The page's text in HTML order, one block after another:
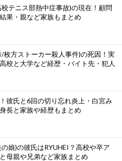
テニス部熱中症事故)の現在！顧問
果・親など家族もまとめ
枚方ストーカー殺人事件)の死因！実
校と大学など経歴・バイト先・犯人
彼氏と6回の切り忘れ炎上・白宮み
長と家族や経歴もまとめ
娘)の彼氏はRYUHEI？高校や卒ア
母親や兄弟など家族まとめ